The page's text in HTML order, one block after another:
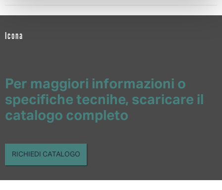
Icona
Per maggiori informazioni o
specifiche tecnihe, scaricare il
catalogo completo
RICHIEDI CATALOGO